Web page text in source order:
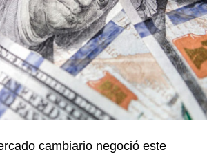
cambiario negoció este